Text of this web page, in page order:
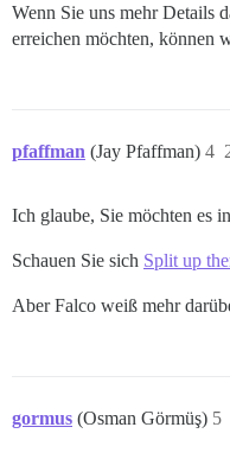
Wenn Sie uns mehr Details
erreichen möchten, können
pfaffman (Jay Pfaffman) 4
Ich glaube, Sie möchten es
Schauen Sie sich Split up
Aber Falco weiß mehr
gormus (Osman Görmüş) 5